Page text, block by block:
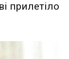
прилетіло